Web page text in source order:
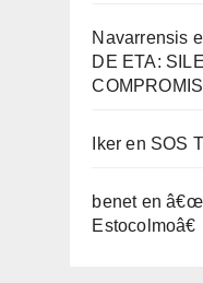
Navarrensis
DE ETA:
Iker en SOS
beneten
Estocolmoâ€